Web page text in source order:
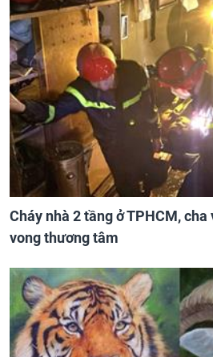
Cháy nhà 2 tầng ở TPHCM,
vong thương tâm